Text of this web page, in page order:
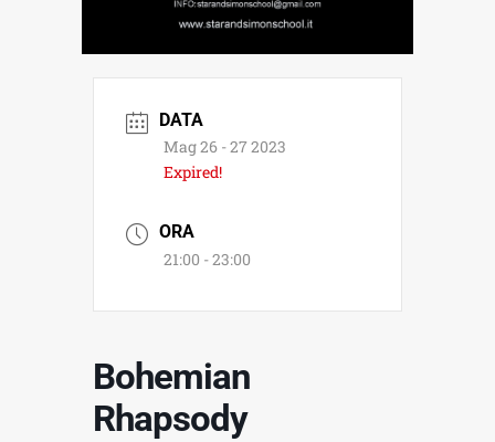
DATA
Mag 26 - 27 2023
Expired!
ORA
21:00 - 23:00
Bohemian
Rhapsody